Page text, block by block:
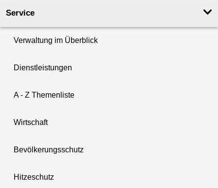
Service
Verwaltung im Überblick
Dienstleistungen
A - Z Themenliste
Wirtschaft
Bevölkerungsschutz
Hitzeschutz